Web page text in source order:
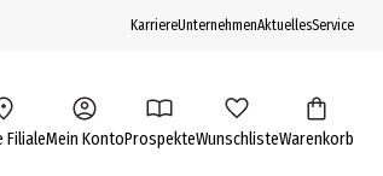
KarriereUnternehmenAktuellesService
FilialeMein KontoProspekteWunschlisteWarenkorb